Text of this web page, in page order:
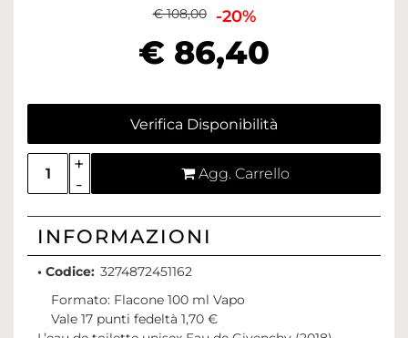
€ 108,00 -20%
€ 86,40
Verifica Disponibilità
Quantità
Agg. Carrello
INFORMAZIONI
• Codice: 3274872451162
Formato: Flacone 100 ml Vapo
Vale 17 punti fedeltà 1,70 €